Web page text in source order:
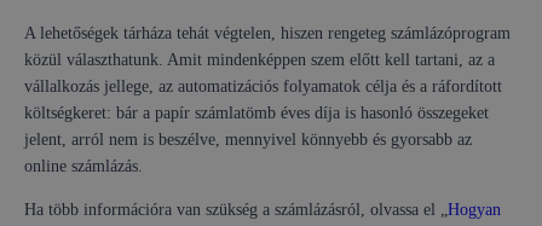
A lehetőségek tárháza tehát végtelen, hiszen rengeteg számlázóprogram
közül választhatunk. Amit mindenképpen szem előtt kell tartani, az a
vállalkozás jellege, az automatizációs folyamatok célja és a ráfordított
költségkeret: bár a papír számlatömb éves díja is hasonló összegeket
jelent, arról nem is beszélve, mennyivel könnyebb és gyorsabb az
online számlázás.
Ha több információra van szükség a számlázásról, olvassa el „Hogyan